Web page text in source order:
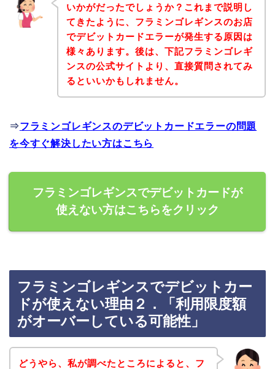
いかがだったでしょうか？これまで説明し
てきたように、フラミンゴレギンスのお店
でデビットカードエラーが発生する原因は
様々あります。後は、下記フラミンゴレギ
ンスの公式サイトより、直接質問されてみ
るといいかもしれません。
⇒フラミンゴレギンスのデビットカードエラーの問題
を今すぐ解決したい方はこちら
フラミンゴレギンスでデビットカードが
使えない方はこちらをクリック
フラミンゴレギンスでデビットカー
ドが使えない理由２．「利用限度額
がオーバーしている可能性」
どうやら、私が調べたところによると、フ